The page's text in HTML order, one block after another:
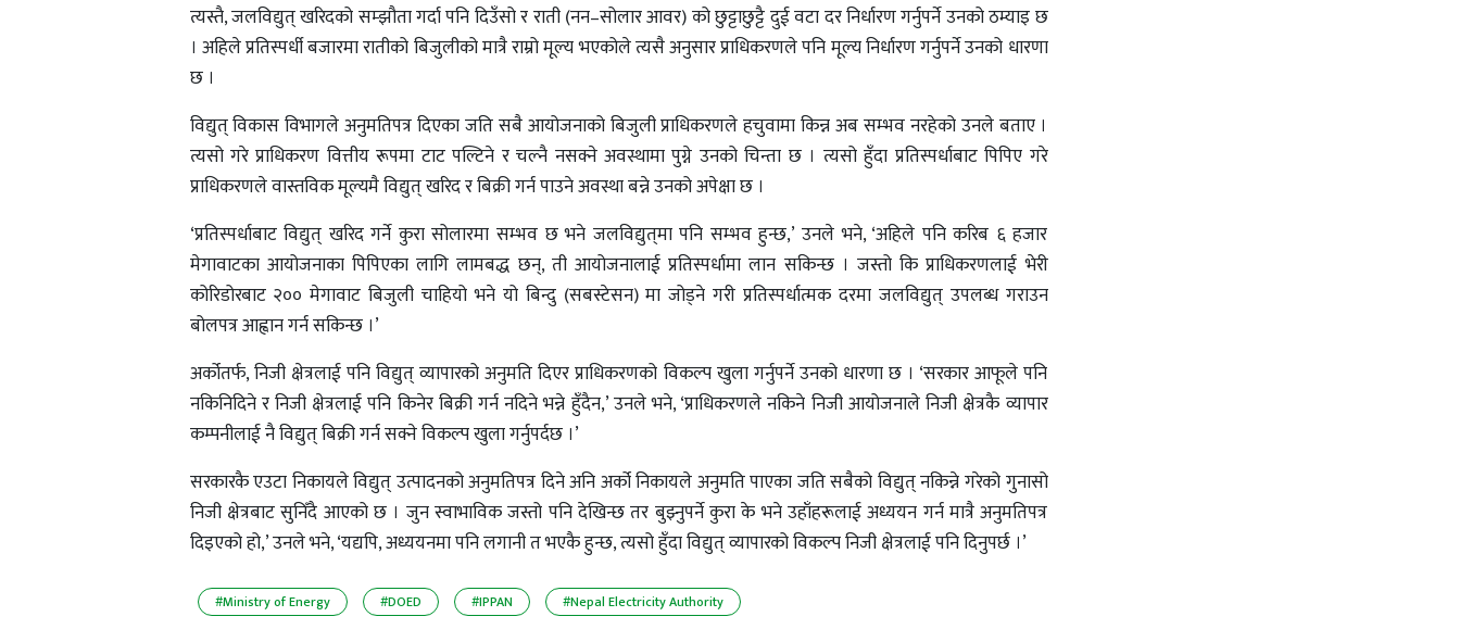
त्यस्तै, जलविद्युत् खरिदको सम्झौता गर्दा पनि दिउँसो र राती (नन–सोलार आवर) को छुट्टाछुट्टै दुई वटा दर निर्धारण गर्नुपर्ने उनको ठम्याइ छ
। अहिले प्रतिस्पर्धी बजारमा रातीको बिजुलीको मात्रै राम्रो मूल्य भएकोले त्यसै अनुसार प्राधिकरणले पनि मूल्य निर्धारण गर्नुपर्ने उनको धारणा
छ ।
विद्युत् विकास विभागले अनुमतिपत्र दिएका जति सबै आयोजनाको बिजुली प्राधिकरणले हचुवामा किन्न अब सम्भव नरहेको उनले बताए ।
त्यसो गरे प्राधिकरण वित्तीय रूपमा टाट पल्टिने र चल्नै नसक्ने अवस्थामा पुग्ने उनको चिन्ता छ । त्यसो हुँदा प्रतिस्पर्धाबाट पिपिए गरे
प्राधिकरणले वास्तविक मूल्यमै विद्युत् खरिद र बिक्री गर्न पाउने अवस्था बन्ने उनको अपेक्षा छ ।
‘प्रतिस्पर्धाबाट विद्युत् खरिद गर्ने कुरा सोलारमा सम्भव छ भने जलविद्युत्‌मा पनि सम्भव हुन्छ,’ उनले भने, ‘अहिले पनि करिब ६ हजार
मेगावाटका आयोजनाका पिपिएका लागि लामबद्ध छन्, ती आयोजनालाई प्रतिस्पर्धामा लान सकिन्छ । जस्तो कि प्राधिकरणलाई भेरी
कोरिडोरबाट २०० मेगावाट बिजुली चाहियो भने यो बिन्दु (सबस्टेसन) मा जोड्ने गरी प्रतिस्पर्धात्मक दरमा जलविद्युत् उपलब्ध गराउन
बोलपत्र आह्वान गर्न सकिन्छ ।’
अर्कोतर्फ, निजी क्षेत्रलाई पनि विद्युत् व्यापारको अनुमति दिएर प्राधिकरणको विकल्प खुला गर्नुपर्ने उनको धारणा छ । ‘सरकार आफूले पनि
नकिनिदिने र निजी क्षेत्रलाई पनि किनेर बिक्री गर्न नदिने भन्ने हुँदैन,’ उनले भने, ‘प्राधिकरणले नकिने निजी आयोजनाले निजी क्षेत्रकै व्यापार
कम्पनीलाई नै विद्युत् बिक्री गर्न सक्ने विकल्प खुला गर्नुपर्दछ ।’
सरकारकै एउटा निकायले विद्युत् उत्पादनको अनुमतिपत्र दिने अनि अर्को निकायले अनुमति पाएका जति सबैको विद्युत् नकिन्ने गरेको गुनासो
निजी क्षेत्रबाट सुनिँदै आएको छ । जुन स्वाभाविक जस्तो पनि देखिन्छ तर बुझ्नुपर्ने कुरा के भने उहाँहरूलाई अध्ययन गर्न मात्रै अनुमतिपत्र
दिइएको हो,’ उनले भने, ‘यद्यपि, अध्ययनमा पनि लगानी त भएकै हुन्छ, त्यसो हुँदा विद्युत् व्यापारको विकल्प निजी क्षेत्रलाई पनि दिनुपर्छ ।’
#Ministry of Energy #DOED #IPPAN #Nepal Electricity Authority